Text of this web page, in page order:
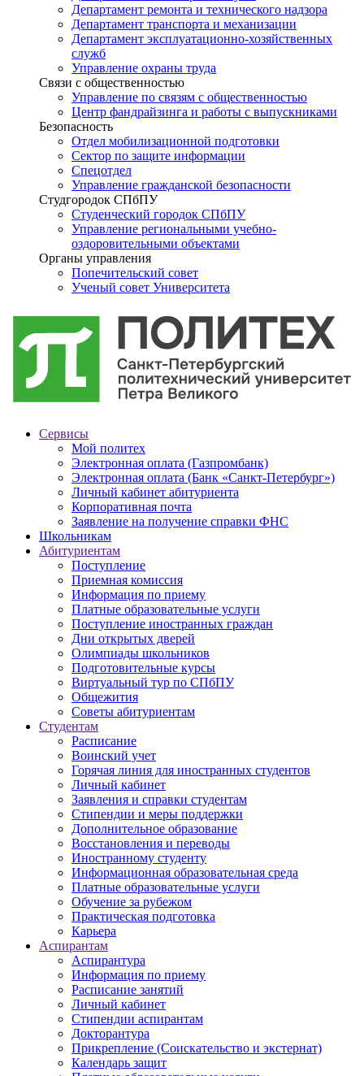
Департамент ремонта и технического надзора
Департамент транспорта и механизации
Департамент эксплуатационно-хозяйственных
служб
Управление охраны труда
Связи с общественностью
Управление по связям с общественностью
Центр фандрайзинга и работы с выпускниками
Безопасность
Отдел мобилизационной подготовки
Сектор по защите информации
Спецотдел
Управление гражданской безопасности
Студгородок СПбПУ
Студенческий городок СПбПУ
Управление региональными учебно-
оздоровительными объектами
Органы управления
Попечительский совет
Ученый совет Университета
Сервисы
Мой политех
Электронная оплата (Газпромбанк)
Электронная оплата (Банк «Санкт-Петербург»)
Личный кабинет абитуриента
Корпоративная почта
Заявление на получение справки ФНС
Школьникам
Абитуриентам
Поступление
Приемная комиссия
Информация по приему
Платные образовательные услуги
Поступление иностранных граждан
Дни открытых дверей
Олимпиады школьников
Подготовительные курсы
Виртуальный тур по СПбПУ
Общежития
Советы абитуриентам
Студентам
Расписание
Воинский учет
Горячая линия для иностранных студентов
Личный кабинет
Заявления и справки студентам
Стипендии и меры поддержки
Дополнительное образование
Восстановления и переводы
Иностранному студенту
Информационная образовательная среда
Платные образовательные услуги
Обучение за рубежом
Практическая подготовка
Карьера
Аспирантам
Аспирантура
Информация по приему
Расписание занятий
Личный кабинет
Стипендии аспирантам
Докторантура
Прикрепление (Соискательство и экстернат)
Календарь защит